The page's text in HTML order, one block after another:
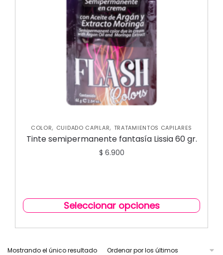
COLOR, CUIDADO CAPILAR, TRATAMIENTOS CAPILARES
Tinte semipermanente fantasía Lissia 60 gr.
$ 6.900
Seleccionar opciones
Mostrando el único resultado